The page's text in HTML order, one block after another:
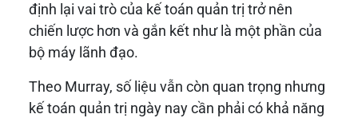
định lại vai trò của kế toán quản trị trở nên
chiến lược hơn và gắn kết như là một phần của
bộ máy lãnh đạo.
Theo Murray, số liệu vẫn còn quan trọng nhưng
kế toán quản trị ngày nay cần phải có khả năng